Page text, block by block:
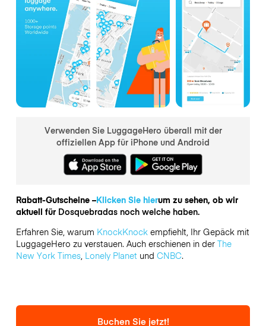
Verwenden Sie LuggageHero überall mit der
offiziellen App für iPhone und Android
Rabatt-Gutscheine –Klicken Sie hierum zu sehen, ob wir
aktuell für Dosquebradas noch welche haben.
Erfahren Sie, warum KnockKnockempfiehlt, Ihr Gepäck mit
LuggageHero zu verstauen. Auch erschienen in der The
New York Times, Lonely Planetund CNBC.
Buchen Sie jetzt!